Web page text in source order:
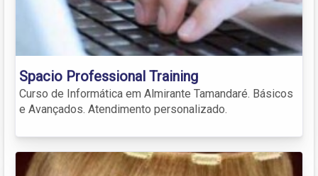
Spacio Professional Training
Curso de Informática em Almirante Tamandaré. Básicos
e Avançados. Atendimento personalizado.